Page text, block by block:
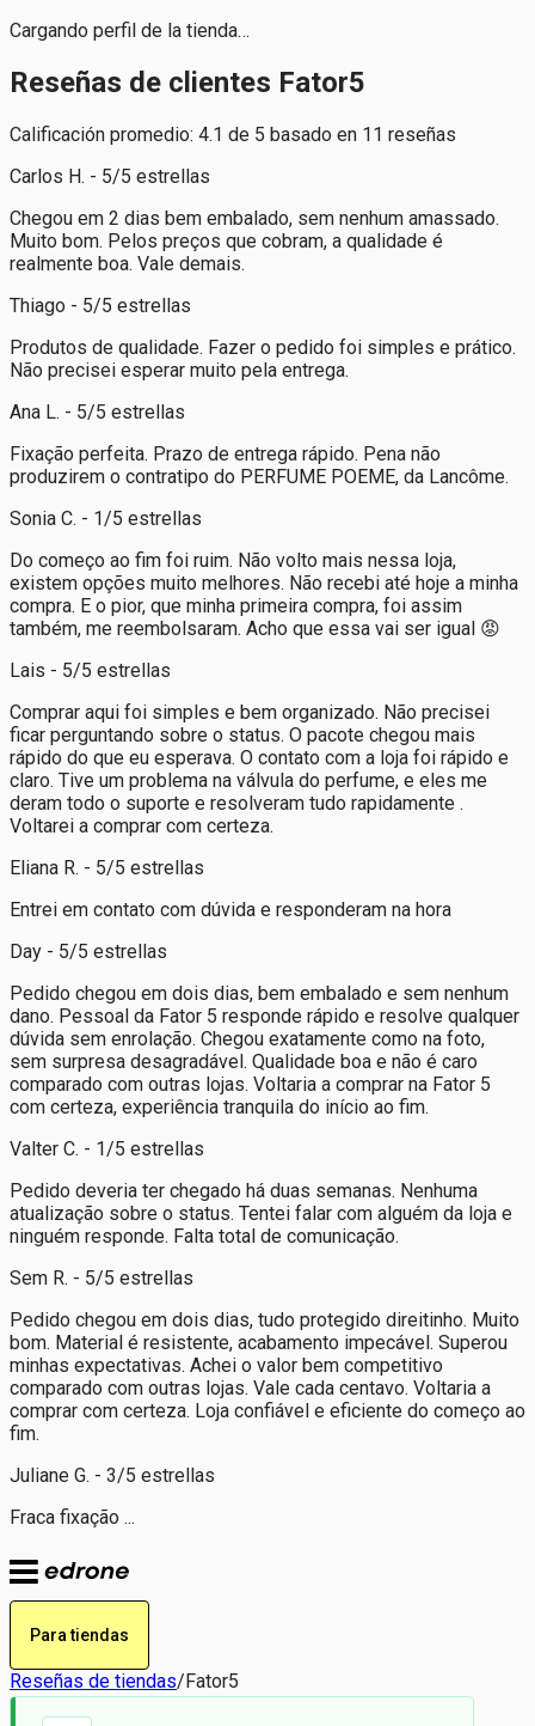
Cargando perfil de la tienda…
Reseñas de clientes Fator5
Calificación promedio: 4.1 de 5 basado en 11 reseñas
Carlos H. - 5/5 estrellas
Chegou em 2 dias bem embalado, sem nenhum amassado.
Muito bom. Pelos preços que cobram, a qualidade é
realmente boa. Vale demais.
Thiago - 5/5 estrellas
Produtos de qualidade. Fazer o pedido foi simples e prático.
Não precisei esperar muito pela entrega.
Ana L. - 5/5 estrellas
Fixação perfeita. Prazo de entrega rápido. Pena não
produzirem o contratipo do PERFUME POEME, da Lancôme.
Sonia C. - 1/5 estrellas
Do começo ao fim foi ruim. Não volto mais nessa loja,
existem opções muito melhores. Não recebi até hoje a minha
compra. E o pior, que minha primeira compra, foi assim
também, me reembolsaram. Acho que essa vai ser igual 😡
Lais - 5/5 estrellas
Comprar aqui foi simples e bem organizado. Não precisei
ficar perguntando sobre o status. O pacote chegou mais
rápido do que eu esperava. O contato com a loja foi rápido e
claro. Tive um problema na válvula do perfume, e eles me
deram todo o suporte e resolveram tudo rapidamente .
Voltarei a comprar com certeza.
Eliana R. - 5/5 estrellas
Entrei em contato com dúvida e responderam na hora
Day - 5/5 estrellas
Pedido chegou em dois dias, bem embalado e sem nenhum
dano. Pessoal da Fator 5 responde rápido e resolve qualquer
dúvida sem enrolação. Chegou exatamente como na foto,
sem surpresa desagradável. Qualidade boa e não é caro
comparado com outras lojas. Voltaria a comprar na Fator 5
com certeza, experiência tranquila do início ao fim.
Valter C. - 1/5 estrellas
Pedido deveria ter chegado há duas semanas. Nenhuma
atualização sobre o status. Tentei falar com alguém da loja e
ninguém responde. Falta total de comunicação.
Sem R. - 5/5 estrellas
Pedido chegou em dois dias, tudo protegido direitinho. Muito
bom. Material é resistente, acabamento impecável. Superou
minhas expectativas. Achei o valor bem competitivo
comparado com outras lojas. Vale cada centavo. Voltaria a
comprar com certeza. Loja confiável e eficiente do começo ao
fim.
Juliane G. - 3/5 estrellas
Fraca fixação ...
Para tiendas
Reseñas de tiendas/Fator5